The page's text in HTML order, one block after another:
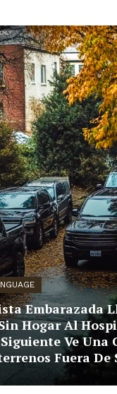
Embarazada
Hogar Al
Ve Una
Fuera De